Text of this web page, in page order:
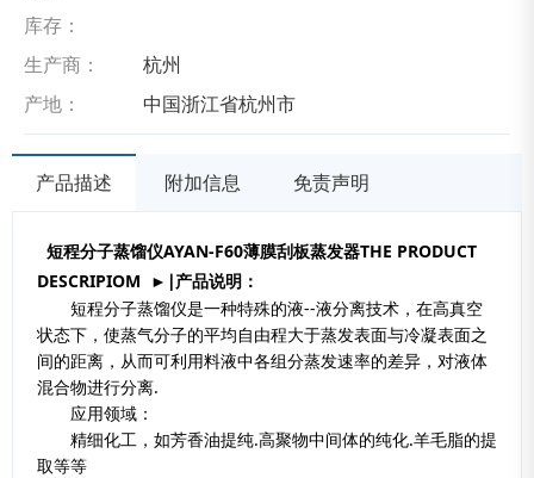
库存：
生产商：
杭州
产地：
中国浙江省杭州市
产品描述 附加信息 免责声明
短程分子蒸馏仪AYAN-F60薄膜刮板蒸发器THE PRODUCT
DESCRIPIOM ► ∣产品说明：
短程分子蒸馏仪是一种特殊的液--液分离技术，在高真空
状态下，使蒸气分子的平均自由程大于蒸发表面与冷凝表面之
间的距离，从而可利用料液中各组分蒸发速率的差异，对液体
混合物进行分离.
应用领域：
精细化工，如芳香油提纯.高聚物中间体的纯化.羊毛脂的提
取等等